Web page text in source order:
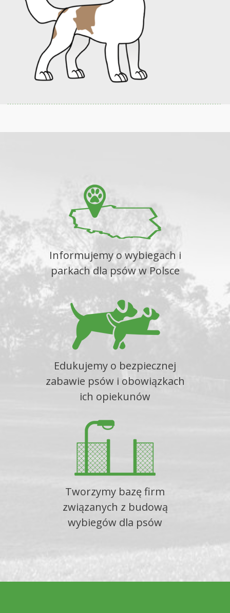
Informujemy o wybiegach i
parkach dla psów w Polsce
Edukujemy o bezpiecznej
zabawie psów i obowiązkach
ich opiekunów
Tworzymy bazę firm
związanych z budową
wybiegów dla psów